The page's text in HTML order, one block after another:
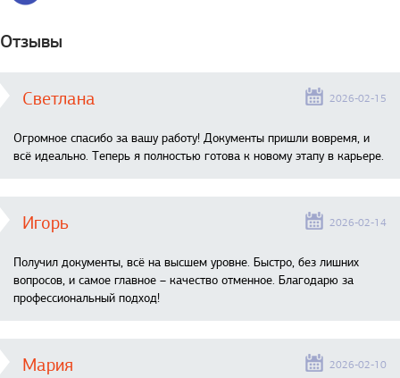
Отзывы
Светлана 2026-02-15
Огромное спасибо за вашу работу! Документы пришли вовремя, и
всё идеально. Теперь я полностью готова к новому этапу в карьере.
Игорь 2026-02-14
Получил документы, всё на высшем уровне. Быстро, без лишних
вопросов, и самое главное – качество отменное. Благодарю за
профессиональный подход!
Мария 2026-02-10